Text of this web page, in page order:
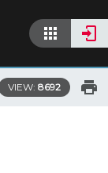
VIEW: 8692